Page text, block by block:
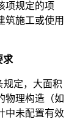
项规定的项
筑施工或使用
求
规定，大面积
物理构造（如
中未配置有效